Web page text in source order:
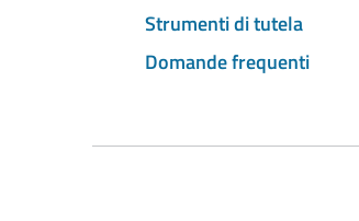
Strumenti di tutela
Domande frequenti